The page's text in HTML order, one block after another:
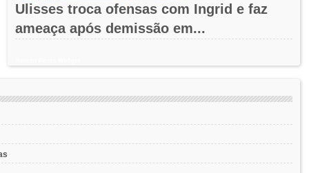
Ulisses troca ofensas com Ingrid e faz
ameaça após demissão em...